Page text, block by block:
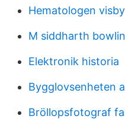
Hematologen visby
M siddharth
Elektronik historia
Bygglovsenheten
Bröllopsfotograf